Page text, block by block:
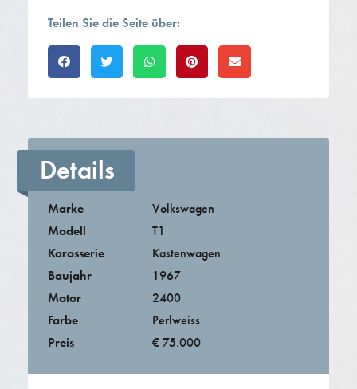
Teilen Sie die Seite über:​
Details
Marke
Volkswagen
Modell
T1
Karosserie
Kastenwagen
Baujahr
1967
Motor
2400
Farbe
Perlweiss
Preis
€ 75.000